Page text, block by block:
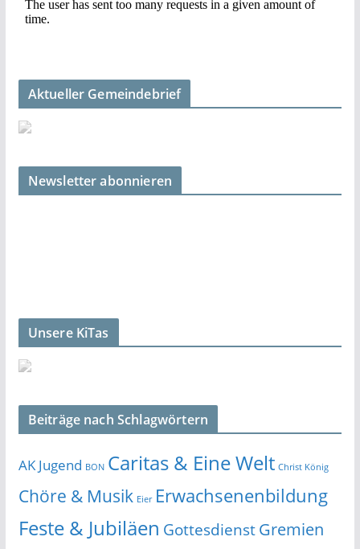
Aktueller Gemeindebrief
Newsletter abonnieren
Unsere KiTas
Beiträge nach Schlagwörtern
AK Jugend BON Caritas & Eine Welt Christ König
Chöre & Musik Eier Erwachsenenbildung
Feste & Jubiläen GottesdienstGremien